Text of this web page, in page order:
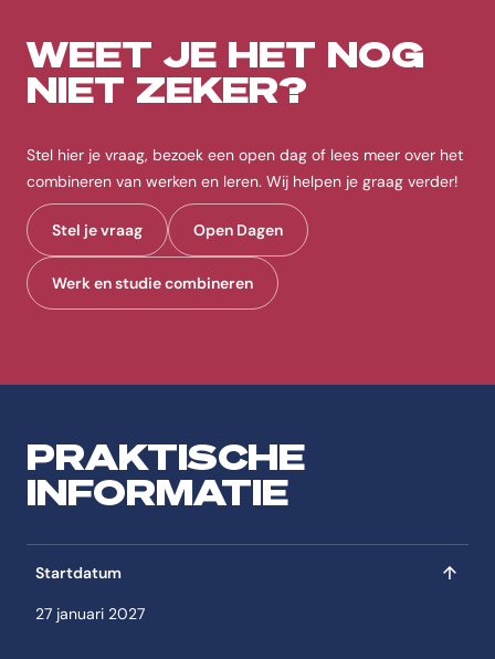
WEET JE HET NOG
NIET ZEKER?
Stel hier je vraag, bezoek een open dag of lees meer over het
combineren van werken en leren. Wij helpen je graag verder!
Stel je vraag Open Dagen
Werk en studie combineren
PRAKTISCHE
INFORMATIE
Startdatum
27 januari 2027